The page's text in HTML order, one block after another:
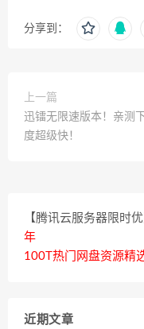
分享到：
上一篇
迅镭无限速版本！亲测
度超级快！
【腾讯云服务器限时优
年
100T热门网盘资源精
近期文章